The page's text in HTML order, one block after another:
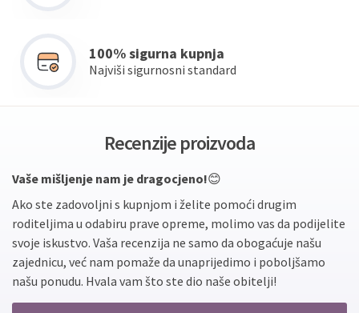
100% sigurna kupnja
Najviši sigurnosni standard
Recenzije proizvoda
Vaše mišljenje nam je dragocjeno!😊
Ako ste zadovoljni s kupnjom i želite pomoći drugim
roditeljima u odabiru prave opreme, molimo vas da podijelite
svoje iskustvo. Vaša recenzija ne samo da obogaćuje našu
zajednicu, već nam pomaže da unaprijedimo i poboljšamo
našu ponudu. Hvala vam što ste dio naše obitelji!